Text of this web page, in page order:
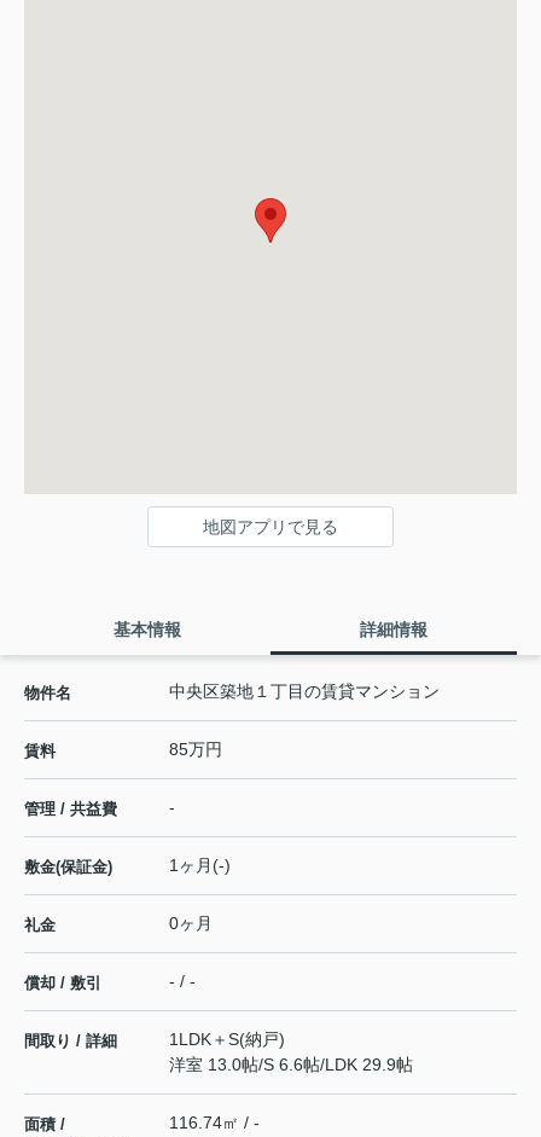
地図アプリで見る
基本情報 詳細情報
物件名 中央区築地１丁目の賃貸マンション
賃料 85万円
管理 / 共益費 -
敷金(保証金) 1ヶ月(-)
礼金 0ヶ月
償却 / 敷引 - / -
間取り / 詳細
1LDK＋S(納戸)
洋室 13.0帖/S 6.6帖/LDK 29.9帖
面積 /
116.74㎡ / -